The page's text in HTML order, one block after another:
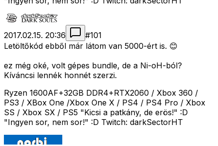
2017.02.15. 20:36 #101
Letöltőkód ebből már látom van 5000-ért is. 😊
ez még oké, volt gépes bundle, de a Ni-oH-ból?
Kíváncsi lennék honnét szerzi.
Ryzen 1600AF+32GB DDR4+RTX2060 / Xbox 360 /
PS3 / XBox One /Xbox One X / PS4 / PS4 Pro / Xbox
SS / Xbox SX / PS5 "Kicsi a patkány, de erös!" :D
"Ingyen sor, nem sor!" :D Twitch: darkSectorHT